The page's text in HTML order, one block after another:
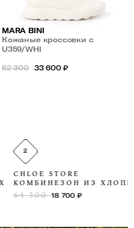
MARA BINI
Кожаные кроссовки с
перфорацией
U359/WHI
52 300 33 600 ₽
2
CHLOE STORE
КОМБИНЕЗОН ИЗ
64 30018 700₽